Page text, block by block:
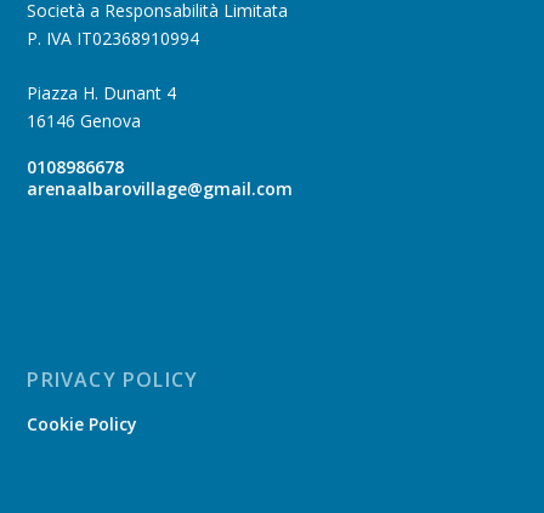
Società a Responsabilità Limitata
P. IVA IT02368910994
Piazza H. Dunant 4
16146 Genova
0108986678
arenaalbarovillage@gmail.com
PRIVACY POLICY
Cookie Policy